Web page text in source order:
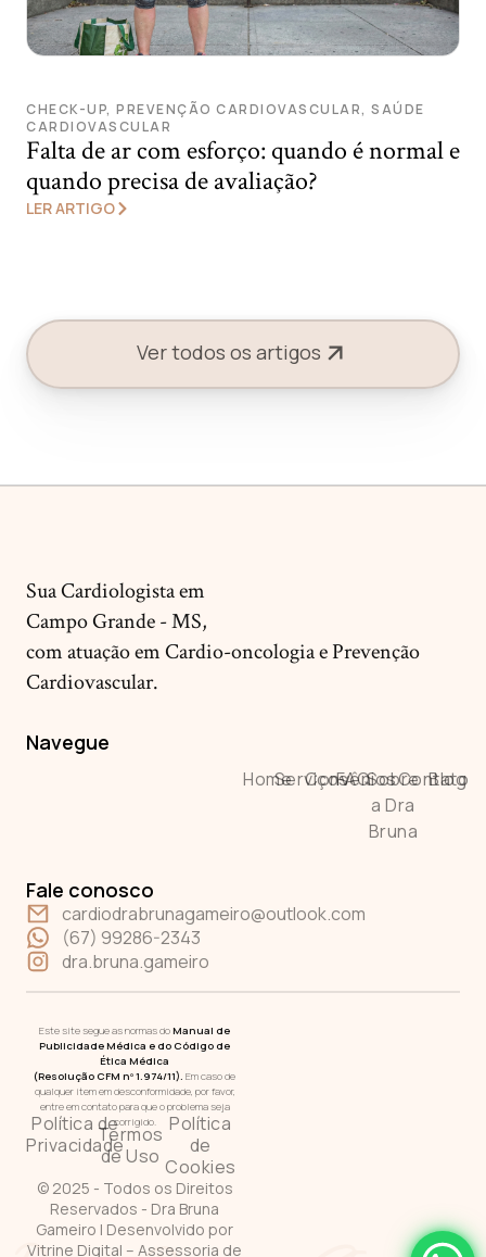
CHECK-UP, PREVENÇÃO CARDIOVASCULAR, SAÚDE
CARDIOVASCULAR
Falta de ar com esforço: quando é normal e
quando precisa de avaliação?
LER ARTIGO
Ver todos os artigos
Sua Cardiologista em
Campo Grande - MS,
com atuação em Cardio-oncologia e Prevenção
Cardiovascular.
Navegue
HomeServiços
Convênios
FAQSobre
a Dra
Bruna
Contato
Blog
Fale conosco
cardiodrabrunagameiro@outlook.com​
(67) 99286-2343
dra.bruna.gameiro
Este site segue as normas doManual de
Publicidade Médica e do Código de
Ética Médica
(Resolução CFM nº 1.974/11). Em caso de
qualquer item em desconformidade, por favor,
entre em contato para que o problema seja
corrigido.
Política de
PrivacidadeTermos
de Uso
Política
de
Cookies
© 2025 - Todos os Direitos
Reservados - Dra Bruna
Gameiro | Desenvolvido por
Vitrine Digital – Assessoria de